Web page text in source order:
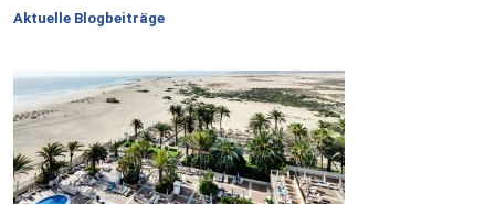
Aktuelle Blogbeiträge